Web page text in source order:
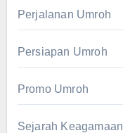
Perjalanan Umroh
Persiapan Umroh
Promo Umroh
Sejarah Keagamaan